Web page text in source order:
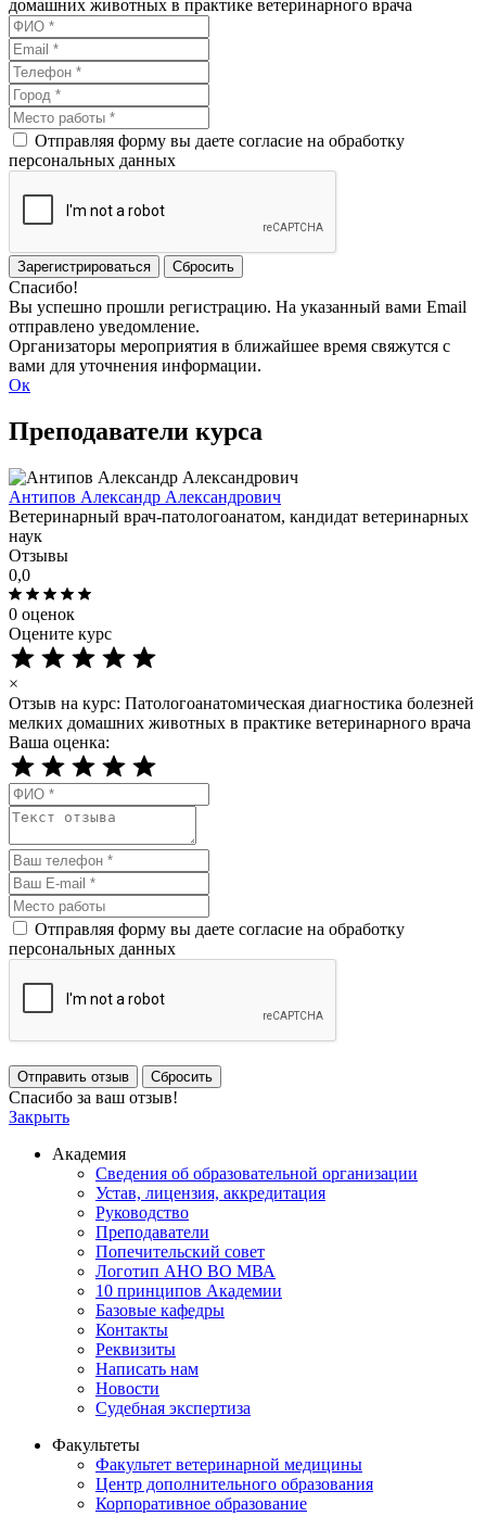
домашних животных в практике ветеринарного врача
Отправляя форму вы даете согласие на обработку
персональных данных
Зарегистрироваться Сбросить
Спасибо!
Вы успешно прошли регистрацию. На указанный вами Email
отправлено уведомление.
Организаторы мероприятия в ближайшее время свяжутся с
вами для уточнения информации.
Ок
Преподаватели курса
Антипов Александр Александрович
Ветеринарный врач-патологоанатом, кандидат ветеринарных
наук
Отзывы
0,0
0 оценок
Оцените курс
×
Отзыв на курс: Патологоанатомическая диагностика болезней
мелких домашних животных в практике ветеринарного врача
Ваша оценка:
Отправляя форму вы даете согласие на обработку
персональных данных
Отправить отзыв Сбросить
Спасибо за ваш отзыв!
Закрыть
Академия
Сведения об образовательной организации
Устав, лицензия, аккредитация
Руководство
Преподаватели
Попечительский совет
Логотип АНО ВО МВА
10 принципов Академии
Базовые кафедры
Контакты
Реквизиты
Написать нам
Новости
Судебная экспертиза
Факультеты
Факультет ветеринарной медицины
Центр дополнительного образования
Корпоративное образование